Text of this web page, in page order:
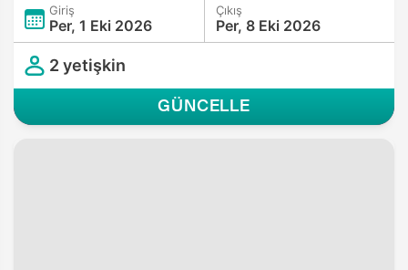
Giriş
Per, 1 Eki 2026
Çıkış
Per, 8 Eki 2026
2 yetişkin
GÜNCELLE